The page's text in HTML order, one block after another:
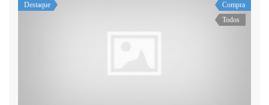
Destaque
Compra
Todos